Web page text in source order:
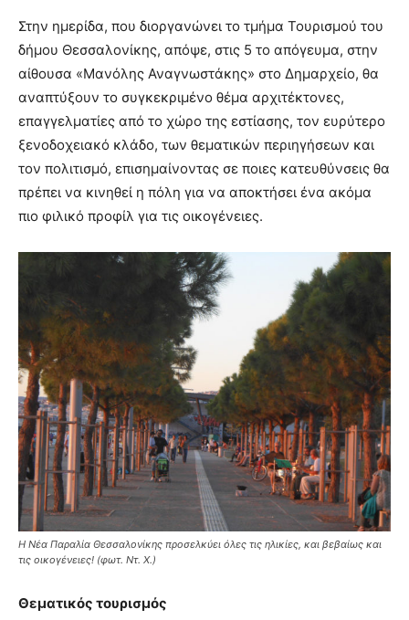
Στην ημερίδα, που διοργανώνει το τμήμα Τουρισμού του
δήμου Θεσσαλονίκης, απόψε, στις 5 το απόγευμα, στην
αίθουσα «Μανόλης Αναγνωστάκης» στο Δημαρχείο, θα
αναπτύξουν το συγκεκριμένο θέμα αρχιτέκτονες,
επαγγελματίες από το χώρο της εστίασης, τον ευρύτερο
ξενοδοχειακό κλάδο, των θεματικών περιηγήσεων και
τον πολιτισμό, επισημαίνοντας σε ποιες κατευθύνσεις θα
πρέπει να κινηθεί η πόλη για να αποκτήσει ένα ακόμα
πιο φιλικό προφίλ για τις οικογένειες.
Η Νέα Παραλία Θεσσαλονίκης προσελκύει όλες τις ηλικίες, και βεβαίως και
τις οικογένειες! (φωτ. Ντ. Χ.)
Θεματικός τουρισμός